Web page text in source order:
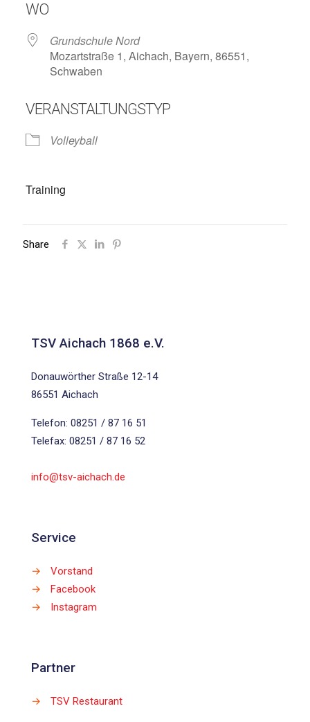
WO
Grundschule Nord
Mozartstraße 1, Aichach, Bayern, 86551,
Schwaben
VERANSTALTUNGSTYP
Volleyball
Training
Share
TSV Aichach 1868 e.V.
Donauwörther Straße 12-14
86551 Aichach
Telefon: 08251 / 87 16 51
Telefax: 08251 / 87 16 52
info@tsv-aichach.de
Service
→
Vorstand
→
Facebook
→
Instagram
Partner
→ TSV Restaurant